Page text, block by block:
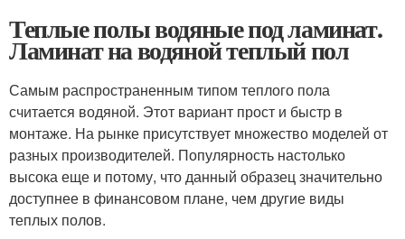
Теплые полы водяные под ламинат.
Ламинат на водяной теплый пол
Самым распространенным типом теплого пола
считается водяной. Этот вариант прост и быстр в
монтаже. На рынке присутствует множество моделей от
разных производителей. Популярность настолько
высока еще и потому, что данный образец значительно
доступнее в финансовом плане, чем другие виды
теплых полов.